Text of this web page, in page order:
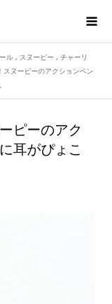
ル , スヌーピー , チャーリ
スヌーピーのアクションペン
ピーのアク
耳がぴょこ